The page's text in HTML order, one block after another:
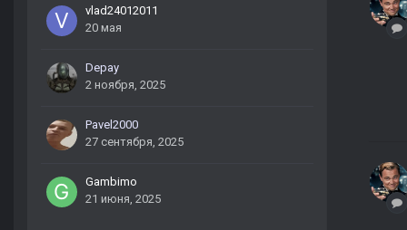
vlad24012011
20 мая
Depay
2 ноября, 2025
Pavel2000
27 сентября, 2025
Gambimo
21 июня, 2025